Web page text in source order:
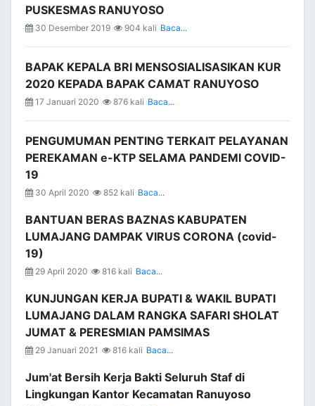
PUSKESMAS RANUYOSO
30 Desember 2019 904 kali Baca...
BAPAK KEPALA BRI MENSOSIALISASIKAN KUR
2020 KEPADA BAPAK CAMAT RANUYOSO
17 Januari 2020 876 kali Baca...
PENGUMUMAN PENTING TERKAIT PELAYANAN
PEREKAMAN e-KTP SELAMA PANDEMI COVID-
19
30 April 2020 852 kali Baca...
BANTUAN BERAS BAZNAS KABUPATEN
LUMAJANG DAMPAK VIRUS CORONA (covid-
19)
29 April 2020 816 kali Baca...
KUNJUNGAN KERJA BUPATI & WAKIL BUPATI
LUMAJANG DALAM RANGKA SAFARI SHOLAT
JUMAT & PERESMIAN PAMSIMAS
29 Januari 2021 816 kali Baca...
Jum'at Bersih Kerja Bakti Seluruh Staf di
Lingkungan Kantor Kecamatan Ranuyoso